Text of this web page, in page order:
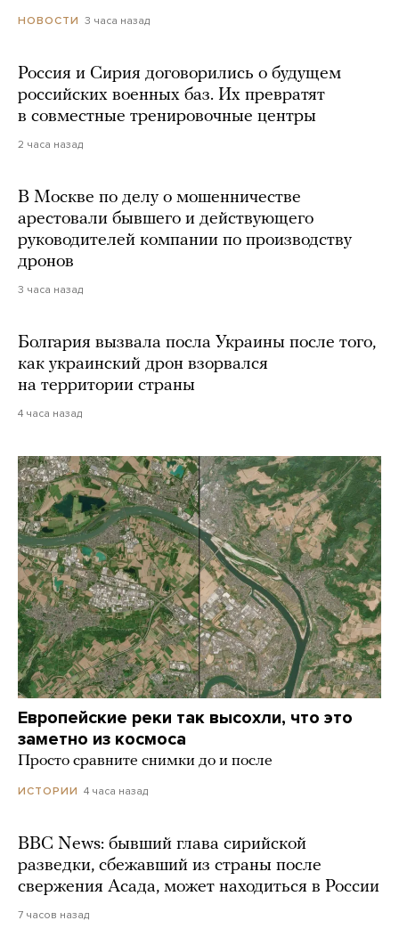
НОВОСТИ 3 часа назад
Россия и Сирия договорились о будущем
российских военных баз. Их превратят
в совместные тренировочные центры
2 часа назад
В Москве по делу о мошенничестве
арестовали бывшего и действующего
руководителей компании по производству
дронов
3 часа назад
Болгария вызвала посла Украины после того,
как украинский дрон взорвался
на территории страны
4 часа назад
Европейские реки так высохли, что это
заметно из космоса
Просто сравните снимки до и после
ИСТОРИИ 4 часа назад
BBC News: бывший глава сирийской
разведки, сбежавший из страны после
свержения Асада, может находиться в России
7 часов назад